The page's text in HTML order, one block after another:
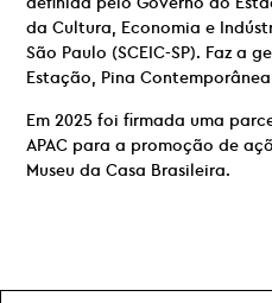
da Cultura, Economia e
São Paulo (SCEIC-SP). Faz a
Estação, Pina
Em 2025 foi firmada uma
APAC para a promoção de
Museu da Casa Brasileira.